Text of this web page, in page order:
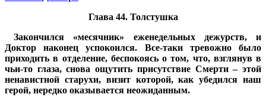
Глава 44. Толстушка
Закончился «месячник» еженедельных дежурств, и
Доктор наконец успокоился. Все-таки тревожно было
приходить в отделение, беспокоясь о том, что, взглянув в
чьи-то глаза, снова ощутить присутствие Смерти – этой
ненавистной старухи, визит которой, как убедился наш
герой, нередко оказывается неожиданным.